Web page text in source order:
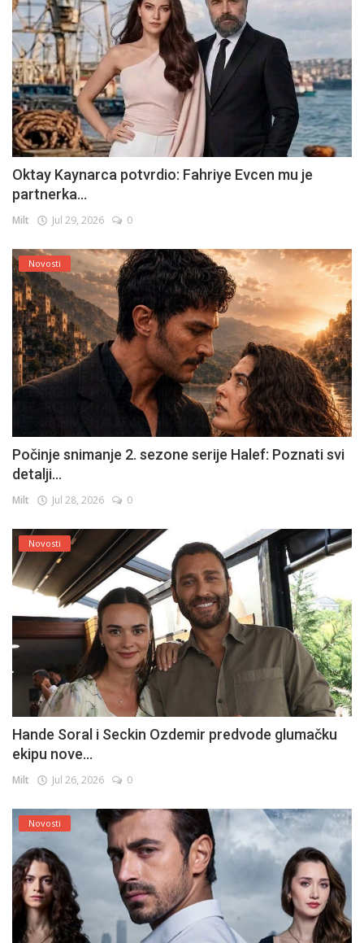
Oktay Kaynarca potvrdio: Fahriye Evcen mu je
partnerka...
Milt Jul 29, 2026 0
Novosti
Počinje snimanje 2. sezone serije Halef: Poznati svi
detalji...
Milt Jul 28, 2026 0
Novosti
Hande Soral i Seckin Ozdemir predvode glumačku
ekipu nove...
Milt Jul 26, 2026 0
Novosti